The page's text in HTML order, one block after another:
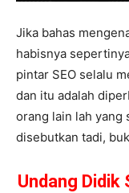
Jika bahas
habisnya
pintar SEO selalu
dan itu adalah
orang lain lah yang
disebutkan tadi,
Undang Didik